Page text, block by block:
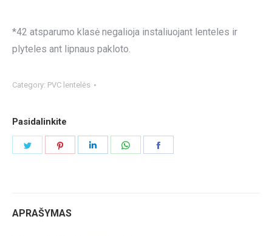
*42 atsparumo klasė negalioja instaliuojant lenteles ir
plyteles ant lipnaus pakloto.
Category: PVC lentelės
Pasidalinkite
APRAŠYMAS